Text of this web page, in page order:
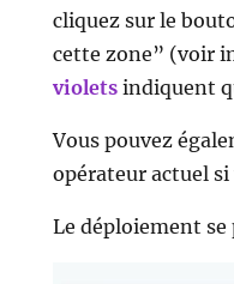
cliquez sur le
cette zone” (voir
violetsindiquent
Vous pouvez
opérateur actuel
Le déploiement